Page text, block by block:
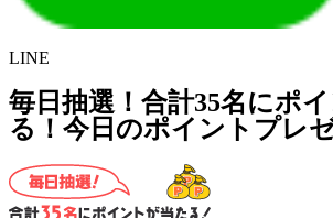
LINE
毎日抽選！合計35名にポ
る！今日のポイントプレ